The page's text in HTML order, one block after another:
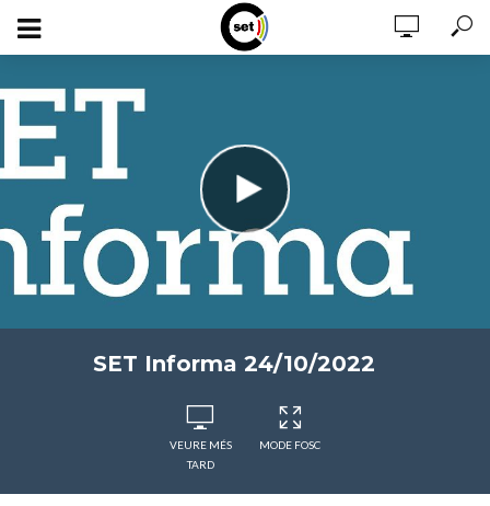
SET Informa 24/10/2022
VEURE MÉS
TARD
MODE FOSC